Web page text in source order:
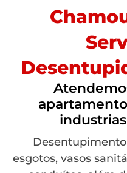
Desentupimento
esgotos, vasos